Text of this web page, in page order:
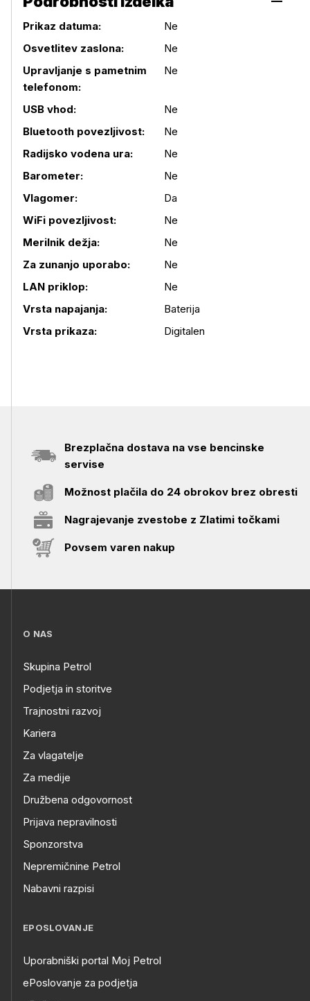
Podrobnosti izdelka
Prikaz datuma:
Ne
Osvetlitev zaslona:
Ne
Upravljanje s pametnim
telefonom:
Ne
USB vhod:
Ne
Bluetooth povezljivost:
Ne
Radijsko vodena ura:
Ne
Barometer:
Ne
Vlagomer:
Da
WiFi povezljivost:
Ne
Merilnik dežja:
Ne
Za zunanjo uporabo:
Ne
LAN priklop:
Ne
Vrsta napajanja:
Baterija
Vrsta prikaza:
Digitalen
Brezplačna dostava na vse bencinske
servise
Možnost plačila do 24 obrokov brez obresti
Nagrajevanje zvestobe z Zlatimi točkami
Povsem varen nakup
O NAS
Skupina Petrol
Podjetja in storitve
Trajnostni razvoj
Kariera
Za vlagatelje
Za medije
Družbena odgovornost
Prijava nepravilnosti
Sponzorstva
Nepremičnine Petrol
Nabavni razpisi
EPOSLOVANJE
Uporabniški portal Moj Petrol
ePoslovanje za podjetja